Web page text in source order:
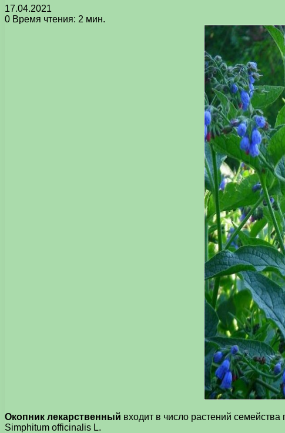
17.04.2021
0 Время чтения: 2 мин.
Окопник лекарственный входит в число растений
Simphitum officinalis L.